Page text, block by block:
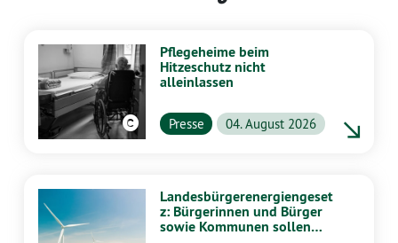
Pflegeheime beim
Hitzeschutz nicht
alleinlassen
Presse 04. August 2026
Landesbürgerenergiengeset
z: Bürgerinnen und Bürger
sowie Kommunen sollen